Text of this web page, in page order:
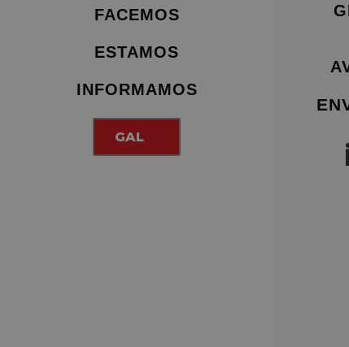
FACEMOS
ESTAMOS
INFORMAMOS
GAL